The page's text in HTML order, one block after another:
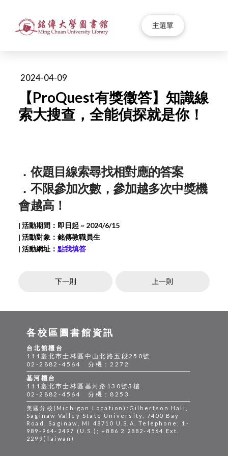
主選單
2024-04-09
【ProQuest有獎徵答】知識線
索大搜查，全能偵探就是你！
．依題目線索尋找相對應的答案
．不限參加次數，參加越多次中獎機
會越高！
| 活動期間：即日起 ~ 2024/6/15
| 活動對象：銘傳教職員生
| 活動網址：點我填答
下一則 上一則
各校區圖書館資訊
台北館櫃台
111臺北市士林區中山北路五段250號
02-2882-4564 分機：2272
基河櫃台
111臺北市士林區基河路130號3樓
02-2882-4564 分機：8253
美國分校(Michigan Location):Gilbertson Hall,
Saginaw Valley State University, 7400 Bay
Road, Saginaw, MI 48710 U.S.A. Telephone: 1-
989-964-2497 (U.S.); +886 2 2882-4564 Ext.
2299(Taiwan)